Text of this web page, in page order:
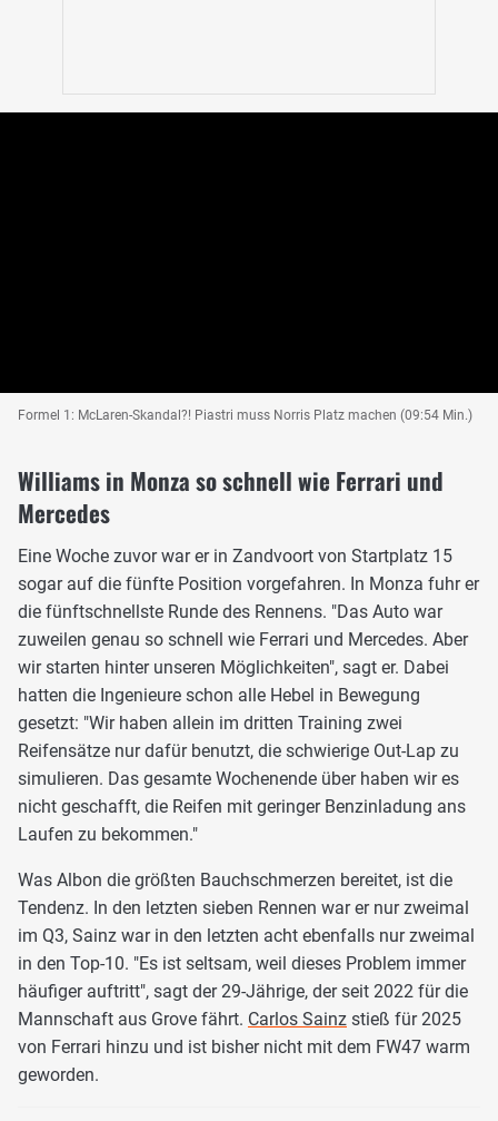
Formel 1: McLaren-Skandal?! Piastri muss Norris Platz machen (09:54 Min.)
Williams in Monza so schnell wie Ferrari und
Mercedes
Eine Woche zuvor war er in Zandvoort von Startplatz 15
sogar auf die fünfte Position vorgefahren. In Monza fuhr er
die fünftschnellste Runde des Rennens. "Das Auto war
zuweilen genau so schnell wie Ferrari und Mercedes. Aber
wir starten hinter unseren Möglichkeiten", sagt er. Dabei
hatten die Ingenieure schon alle Hebel in Bewegung
gesetzt: "Wir haben allein im dritten Training zwei
Reifensätze nur dafür benutzt, die schwierige Out-Lap zu
simulieren. Das gesamte Wochenende über haben wir es
nicht geschafft, die Reifen mit geringer Benzinladung ans
Laufen zu bekommen."
Was Albon die größten Bauchschmerzen bereitet, ist die
Tendenz. In den letzten sieben Rennen war er nur zweimal
im Q3, Sainz war in den letzten acht ebenfalls nur zweimal
in den Top-10. "Es ist seltsam, weil dieses Problem immer
häufiger auftritt", sagt der 29-Jährige, der seit 2022 für die
Mannschaft aus Grove fährt. Carlos Sainz stieß für 2025
von Ferrari hinzu und ist bisher nicht mit dem FW47 warm
geworden.